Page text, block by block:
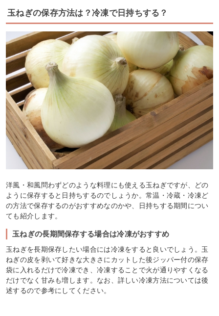
玉ねぎの保存方法は？冷凍で日持ちする？
洋風・和風問わずどのような料理にも使える玉ねぎですが、どの
ように保存すると日持ちするのでしょうか。常温・冷蔵・冷凍ど
の方法で保存するのがおすすめなのかや、日持ちする期間につい
ても紹介します。
玉ねぎの長期間保存する場合は冷凍がおすすめ
玉ねぎを長期保存したい場合には冷凍をすると良いでしょう。玉
ねぎの皮を剥いて好きな大きさにカットした後ジッパー付の保存
袋に入れるだけで冷凍でき、冷凍することで火が通りやすくなる
だけでなく甘みも増します。なお、詳しい冷凍方法については後
述するので参考にしてください。